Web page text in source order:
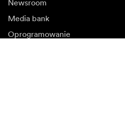
Newsroom
Media bank
Oprogramowanie